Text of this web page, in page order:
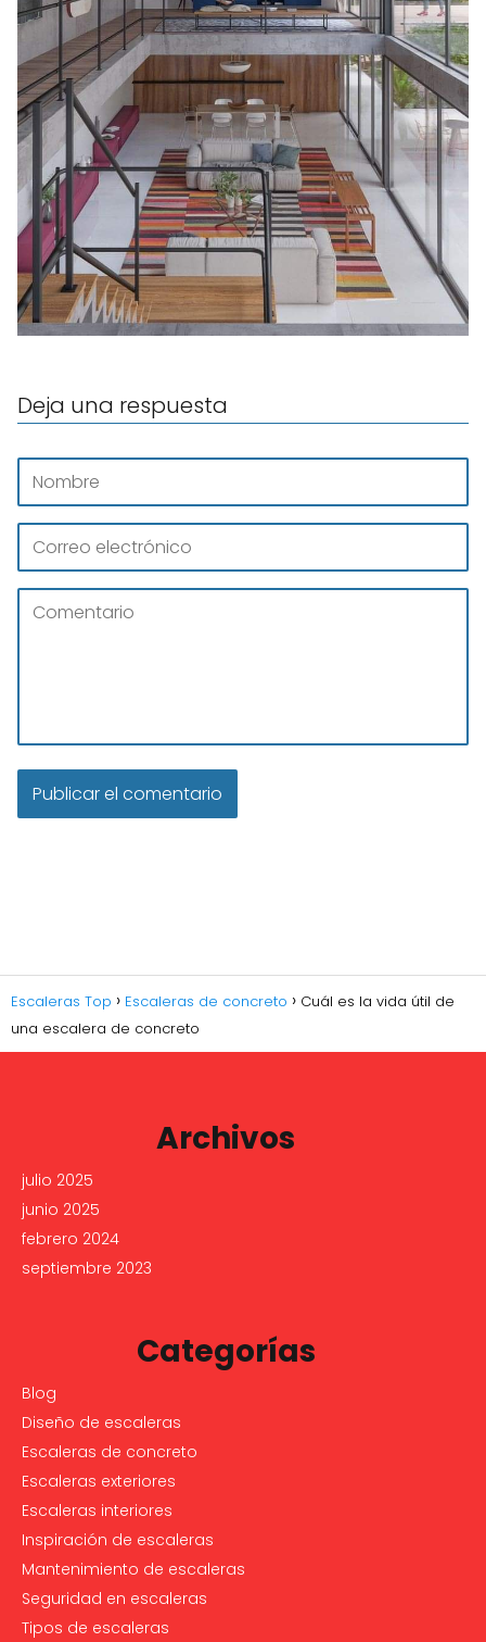
Deja una respuesta
Escaleras Top Escaleras de concreto
Cuál es la vida útil de
una escalera de concreto
Archivos
julio 2025
junio 2025
febrero 2024
septiembre 2023
Categorías
Blog
Diseño de escaleras
Escaleras de concreto
Escaleras exteriores
Escaleras interiores
Inspiración de escaleras
Mantenimiento de escaleras
Seguridad en escaleras
Tipos de escaleras